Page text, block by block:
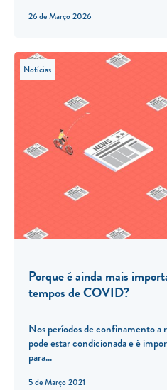
26 de Março 2026
5 de Março 2021
Notícias
Porque é ainda mais
tempos de COVID?
Nos períodos de confinamento a
pode estar condicionada e é
para...